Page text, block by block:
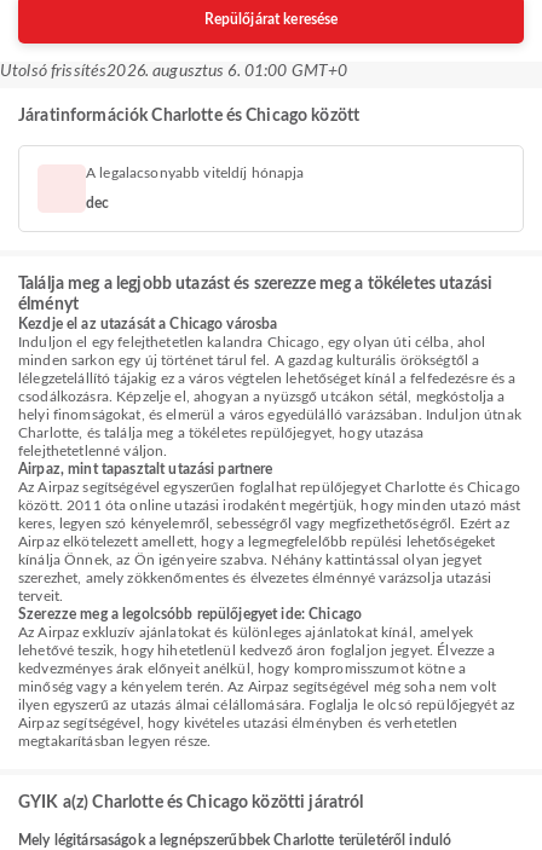
Repülőjárat keresése
Utolsó frissítés2026. augusztus 6. 01:00 GMT+0
Járatinformációk Charlotte és Chicago között
A legalacsonyabb viteldíj hónapja
dec
Találja meg a legjobb utazást és szerezze meg a tökéletes utazási
élményt
Kezdje el az utazását a Chicago városba
Induljon el egy felejthetetlen kalandra Chicago, egy olyan úti célba, ahol
minden sarkon egy új történet tárul fel. A gazdag kulturális örökségtől a
lélegzetelállító tájakig ez a város végtelen lehetőséget kínál a felfedezésre és a
csodálkozásra. Képzelje el, ahogyan a nyüzsgő utcákon sétál, megkóstolja a
helyi finomságokat, és elmerül a város egyedülálló varázsában. Induljon útnak
Charlotte, és találja meg a tökéletes repülőjegyet, hogy utazása
felejthetetlenné váljon.
Airpaz, mint tapasztalt utazási partnere
Az Airpaz segítségével egyszerűen foglalhat repülőjegyet Charlotte és Chicago
között. 2011 óta online utazási irodaként megértjük, hogy minden utazó mást
keres, legyen szó kényelemről, sebességről vagy megfizethetőségről. Ezért az
Airpaz elkötelezett amellett, hogy a legmegfelelőbb repülési lehetőségeket
kínálja Önnek, az Ön igényeire szabva. Néhány kattintással olyan jegyet
szerezhet, amely zökkenőmentes és élvezetes élménnyé varázsolja utazási
terveit.
Szerezze meg a legolcsóbb repülőjegyet ide: Chicago
Az Airpaz exkluzív ajánlatokat és különleges ajánlatokat kínál, amelyek
lehetővé teszik, hogy hihetetlenül kedvező áron foglaljon jegyet. Élvezze a
kedvezményes árak előnyeit anélkül, hogy kompromisszumot kötne a
minőség vagy a kényelem terén. Az Airpaz segítségével még soha nem volt
ilyen egyszerű az utazás álmai célállomására. Foglalja le olcsó repülőjegyét az
Airpaz segítségével, hogy kivételes utazási élményben és verhetetlen
megtakarításban legyen része.
GYIK a(z) Charlotte és Chicago közötti járatról
Mely légitársaságok a legnépszerűbbek Charlotte területéről induló